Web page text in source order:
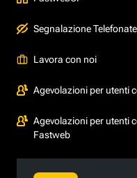
Segnalazione
Lavora con noi
Agevolazioni per utenti
Agevolazioni per utenti
Fastweb